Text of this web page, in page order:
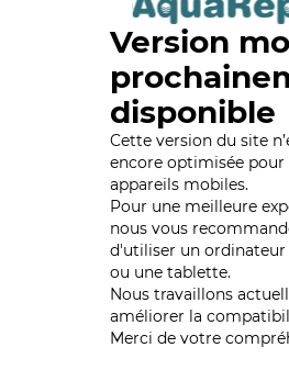
Version
disponible
Cette version du site
encore optimisée pour
appareils mobiles.
Pour une meilleure
nous vous
d'utiliser un ordinateur
ou une tablette.
Nous travaillons
améliorer la
Merci de votre